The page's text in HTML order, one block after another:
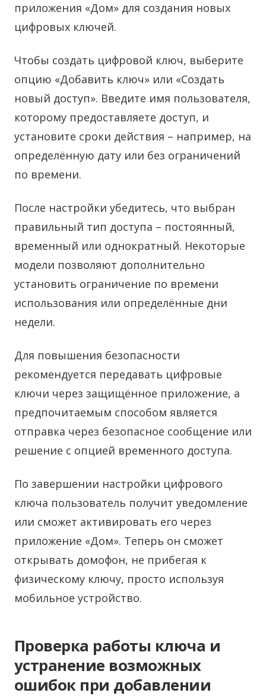
приложения «Дом» для создания новых
цифровых ключей.
Чтобы создать цифровой ключ, выберите
опцию «Добавить ключ» или «Создать
новый доступ». Введите имя пользователя,
которому предоставляете доступ, и
установите сроки действия – например, на
определённую дату или без ограничений
по времени.
После настройки убедитесь, что выбран
правильный тип доступа – постоянный,
временный или однократный. Некоторые
модели позволяют дополнительно
установить ограничение по времени
использования или определённые дни
недели.
Для повышения безопасности
рекомендуется передавать цифровые
ключи через защищённое приложение, а
предпочитаемым способом является
отправка через безопасное сообщение или
решение с опцией временного доступа.
По завершении настройки цифрового
ключа пользователь получит уведомление
или сможет активировать его через
приложение «Дом». Теперь он сможет
открывать домофон, не прибегая к
физическому ключу, просто используя
мобильное устройство.
Проверка работы ключа и
устранение возможных
ошибок при добавлении